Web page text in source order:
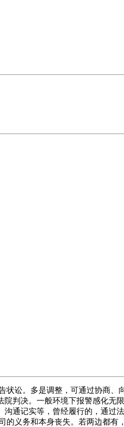
。多是调整，可通过协商、
判决。一般环境下报警感化
通记实等，曾经履行的，通
义务和本身丧失。若两边都